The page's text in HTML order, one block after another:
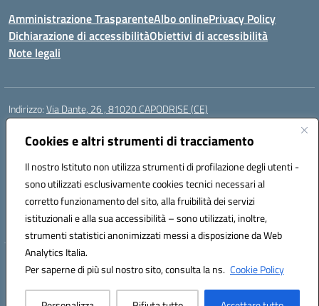
Cookies e altri strumenti di tracciamento
Il nostro Istituto non utilizza strumenti di profilazione degli utenti -
sono utilizzati esclusivamente cookies tecnici necessari al
corretto funzionamento del sito, alla fruibilità dei servizi
istituzionali e alla sua accessibilità – sono utilizzati, inoltre,
strumenti statistici anonimizzati messi a disposizione da Web
Analytics Italia.
Per saperne di più sul nostro sito, consulta la ns. Cookie Policy
Amministrazione TrasparenteAlbo onlinePrivacy Policy
Dichiarazione di accessibilitàObiettivi di accessibilità
Note legali
Indirizzo:Via Dante, 26 , 81020 CAPODRISE (CE)
Centralino:
Posta elettronica certificata (PEC):CEIC83000V@pec.istruzione.it
Codice fiscale: 80103200616
Codice meccanografico:CEIC83000V
Codice Indice delle Pubbliche Amministrazioni (IPA): istsc_ceic83000v
Codice unico di fatturazione (CUF): UFO76N
Hosting & Powered by 3D Solution S.r.l.
Concept & Design by Designers Italia